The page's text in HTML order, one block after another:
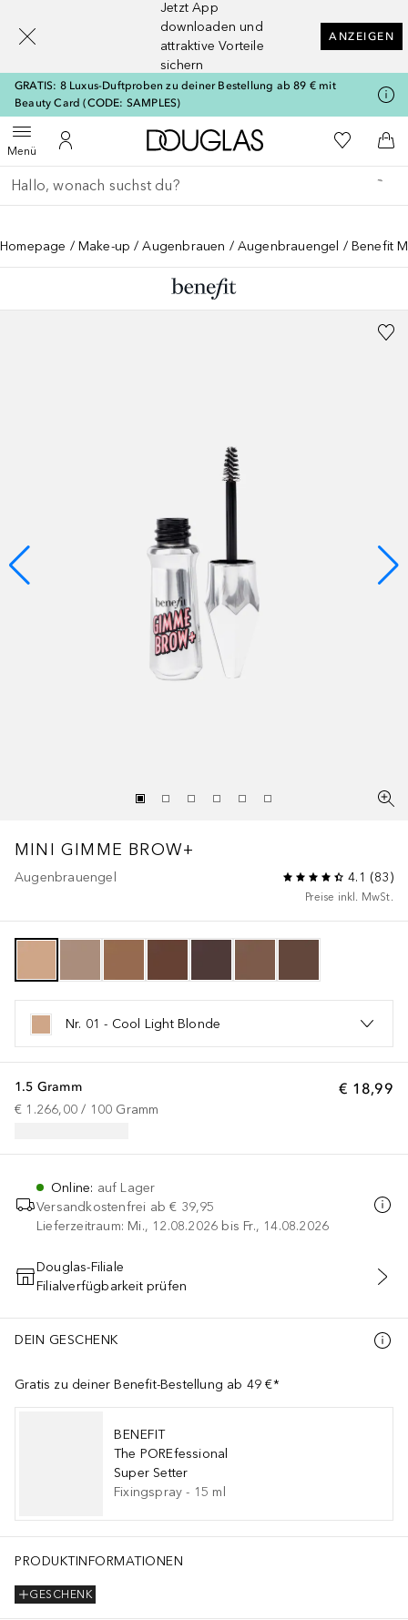
Jetzt App
downloaden und
attraktive Vorteile
sichern
ANZEIGEN
GRATIS: 8 Luxus-Duftproben zu deiner Bestellung ab 89 € mit
Beauty Card (CODE: SAMPLES)
MenüMenü öffnenZu Meinem Kundenkonto
Zur Douglas Startseite
Zu Meiner
Gehe zurück
Suche ausführen
Homepage Make-up Augenbrauen Augenbrauengel Benefit
MINI GIMME BROW+
Augenbrauengel 4.1 (83)
Preise inkl. MwSt.
Nr. 01 - Cool Light Blonde
€ 18,99
1.5 Gramm
€ 1.266,00 / 100 Gramm
Online: auf Lager
Versandkostenfrei ab € 39,95
Lieferzeitraum: Mi., 12.08.2026 bis Fr., 14.08.2026
IN DEN WARENKORB
Douglas-Filiale
Filialverfügbarkeit prüfen
DEIN GESCHENK
Gratis zu deiner Benefit-Bestellung ab 49 €*
BENEFIT
The POREfessional
Super Setter
Fixingspray - 15 ml
PRODUKTINFORMATIONEN
GESCHENK
[navigation.slideout.screenreader]